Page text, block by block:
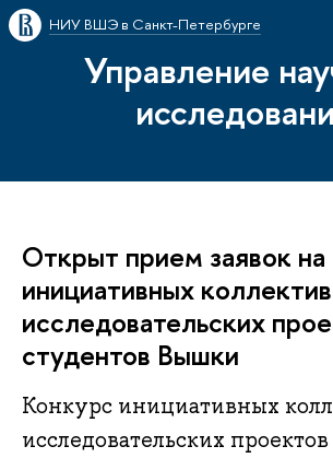
НИУ ВШЭ в Санкт-Петербурге
Управление
Открыт прием заявок на
инициативных
исследовательских
студентов Вышки
Конкурс инициативных
исследовательских